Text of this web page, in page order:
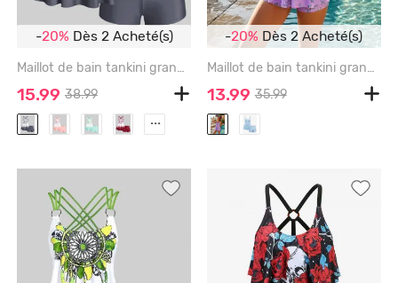
-20% Dès 2 Acheté(s)
Maillot de bain tankini grande taille et à imprimé floral ombré croisé, coupe modeste - GRAY - 2X
15.99 38.99
...
-20% Dès 2 Acheté(s)
Maillot de bain tankini grande taille à imprimé floral et feuilles froncées, jambes courtes. - LIGHT PURPLE - 2X | US 18-20
13.99 35.99